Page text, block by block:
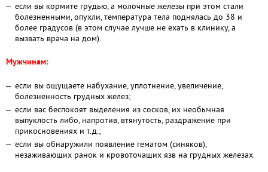
если вы кормите грудью, а молочные железы при этом стали
болезненными, опухли, температура тела поднялась до 38 и
более градусов (в этом случае лучше не ехать в клинику, а
вызвать врача на дом).
Мужчинам:
если вы ощущаете набухание, уплотнение, увеличение,
болезненность грудных желез;
если вас беспокоят выделения из сосков, их необычная
выпуклость либо, напротив, втянутость, раздражение при
прикосновениях и т.д.;
если вы обнаружили появление гематом (синяков),
незаживающих ранок и кровоточащих язв на грудных железах.